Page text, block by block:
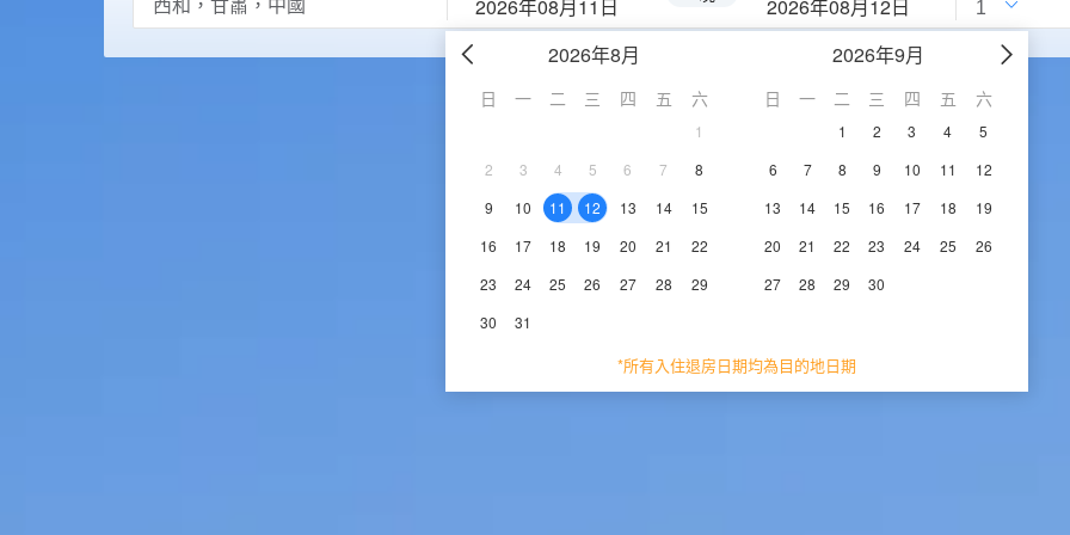
2026年08月11日
2026年08月12日
2026年8月
日 一 二 三 四 五 六
1
2
3 4 5 6 7
8
9
10 11 12 13 14
15
16
17 18 19 20 21
22
23
24 25 26 27 28
29
30
31
2026年9月
日 一 二 三 四 五 六
1 2 3 4
5
6
7 8 9 10 11
12
13
14 15 16 17 18
19
20
21 22 23 24 25
26
27
28 29 30
*所有入住退房日期均為目的地日期